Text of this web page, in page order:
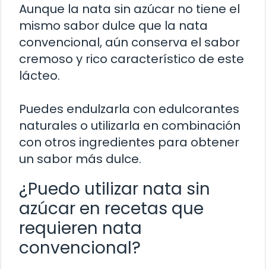
Aunque la nata sin azúcar no tiene el
mismo sabor dulce que la nata
convencional, aún conserva el sabor
cremoso y rico característico de este
lácteo.
Puedes endulzarla con edulcorantes
naturales o utilizarla en combinación
con otros ingredientes para obtener
un sabor más dulce.
¿Puedo utilizar nata sin
azúcar en recetas que
requieren nata
convencional?